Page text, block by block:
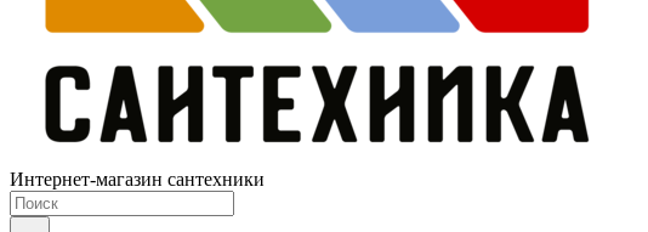
Интернет-магазин сантехники